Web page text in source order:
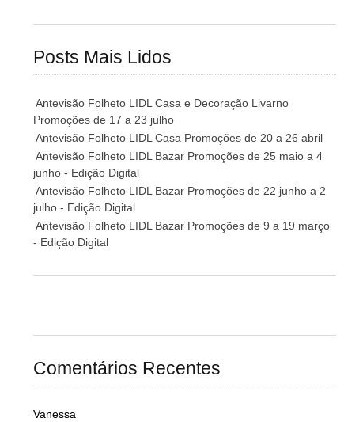
Posts Mais Lidos
Antevisão Folheto LIDL Casa e Decoração Livarno
Promoções de 17 a 23 julho
Antevisão Folheto LIDL Casa Promoções de 20 a 26 abril
Antevisão Folheto LIDL Bazar Promoções de 25 maio a 4
junho - Edição Digital
Antevisão Folheto LIDL Bazar Promoções de 22 junho a 2
julho - Edição Digital
Antevisão Folheto LIDL Bazar Promoções de 9 a 19 março
- Edição Digital
Comentários Recentes
Vanessa